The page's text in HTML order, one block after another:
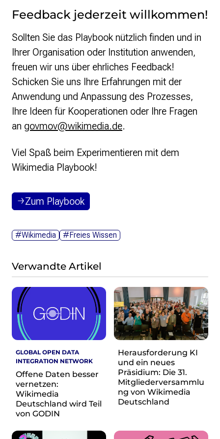
Feedback jederzeit willkommen!
Sollten Sie das Playbook nützlich finden und in
Ihrer Organisation oder Institution anwenden,
freuen wir uns über ehrliches Feedback!
Schicken Sie uns Ihre Erfahrungen mit der
Anwendung und Anpassung des Prozesses,
Ihre Ideen für Kooperationen oder Ihre Fragen
an govmov@wikimedia.de.
Viel Spaß beim Experimentieren mit dem
Wikimedia Playbook!
Zum Playbook
#Wikimedia #Freies Wissen
Verwandte Artikel
GLOBAL OPEN DATA
INTEGRATION NETWORK
Offene Daten besser
vernetzen:
Wikimedia
Deutschland wird Teil
von GODIN
Herausforderung KI
und ein neues
Präsidium: Die 31.
Mitgliederversammlu
ng von Wikimedia
Deutschland